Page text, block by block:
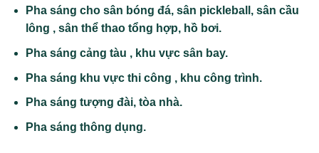
Pha sáng cho sân bóng đá, sân pickleball, sân cầu
lông , sân thể thao tổng hợp, hồ bơi.
Pha sáng cảng tàu , khu vực sân bay.
Pha sáng khu vực thi công , khu công trình.
Pha sáng tượng đài, tòa nhà.
Pha sáng thông dụng.